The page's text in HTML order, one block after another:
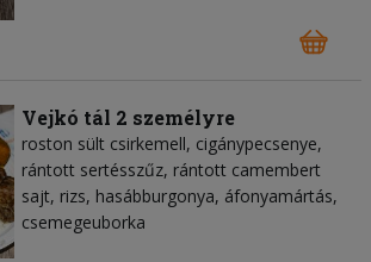
Vejkó tál 2 személyre
roston sült csirkemell, cigánypecsenye,
rántott sertésszűz, rántott camembert
sajt, rizs, hasábburgonya, áfonyamártás,
csemegeuborka